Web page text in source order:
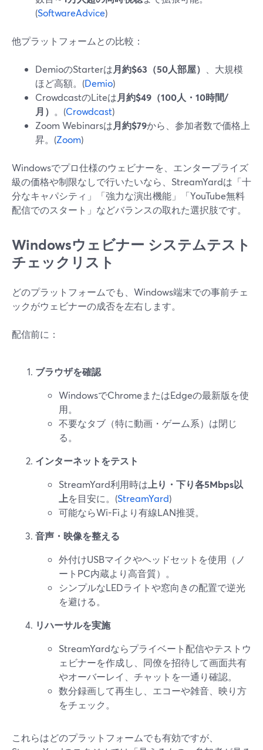
(SoftwareAdvice)
他プラットフォームとの比較：
DemioのStarterは月約$63（50人部屋）
、大規模
ほど高額。(Demio)
CrowdcastのLiteは月約$49（100人・10時間/
月） 。(Crowdcast)
Zoom Webinarsは月約$79から、参加者数で価格上
昇。(Zoom)
Windowsでプロ仕様のウェビナーを、エンタープライズ
級の価格や制限なしで行いたいなら、StreamYardは「十
分なキャパシティ」「強力な演出機能」「YouTube無料
配信でのスタート」などバランスの取れた選択肢です。
Windowsウェビナー システムテスト
チェックリスト
どのプラットフォームでも、Windows端末での事前チェ
ックがウェビナーの成否を左右します。
配信前に：
ブラウザを確認
WindowsでChromeまたはEdgeの最新版を使
用。
不要なタブ（特に動画・ゲーム系）は閉じ
る。
インターネットをテスト
StreamYard利用時は 上り・下り各5Mbps以
上を目安に。(StreamYard)
可能ならWi-Fiより有線LAN推奨。
音声・映像を整える
外付けUSBマイクやヘッドセットを使用（ノ
ートPC内蔵より高音質）。
シンプルなLEDライトや窓向きの配置で逆光
を避ける。
リハーサルを実施
StreamYardならプライベート配信やテストウ
ェビナーを作成し、同僚を招待して画面共有
やオーバーレイ、チャットを一通り確認。
数分録画して再生し、エコーや雑音、映り方
をチェック。
これらはどのプラットフォームでも有効ですが、